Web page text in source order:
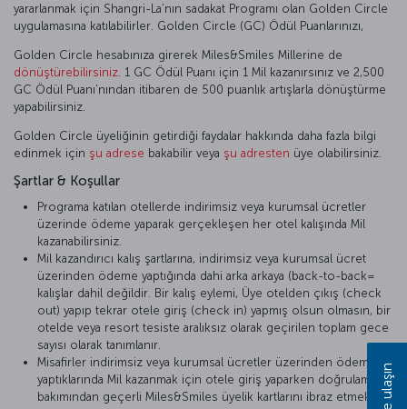
yararlanmak için Shangri-La’nın sadakat Programı olan Golden Circle
uygulamasına katılabilirler. Golden Circle (GC) Ödül Puanlarınızı,
Golden Circle hesabınıza girerek Miles&Smiles Millerine de
dönüştürebilirsiniz . 1 GC Ödül Puanı için 1 Mil kazanırsınız ve 2,500
GC Ödül Puanı’nından itibaren de 500 puanlık artışlarla dönüştürme
yapabilirsiniz.
Golden Circle üyeliğinin getirdiği faydalar hakkında daha fazla bilgi
edinmek için şu adrese bakabilir veya şu adresten üye olabilirsiniz.
Şartlar & Koşullar
Programa katılan otellerde indirimsiz veya kurumsal ücretler
üzerinde ödeme yaparak gerçekleşen her otel kalışında Mil
kazanabilirsiniz.
Mil kazandırıcı kalış şartlarına, indirimsiz veya kurumsal ücret
üzerinden ödeme yaptığında dahi arka arkaya (back-to-back=
kalışlar dahil değildir. Bir kalış eylemi, Üye otelden çıkış (check
out) yapıp tekrar otele giriş (check in) yapmış olsun olmasın, bir
otelde veya resort tesiste aralıksız olarak geçirilen toplam gece
sayısı olarak tanımlanır.
Misafirler indirimsiz veya kurumsal ücretler üzerinden ödeme
yaptıklarında Mil kazanmak için otele giriş yaparken doğrulama
bakımından geçerli Miles&Smiles üyelik kartlarını ibraz etmek